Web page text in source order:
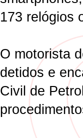
173 relógios
O motorista
detidos e
Civil de